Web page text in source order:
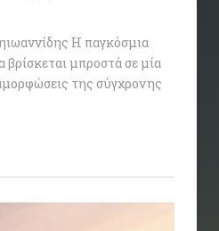
Η παγκόσμια
μπροστά σε μία
της σύγχρονης